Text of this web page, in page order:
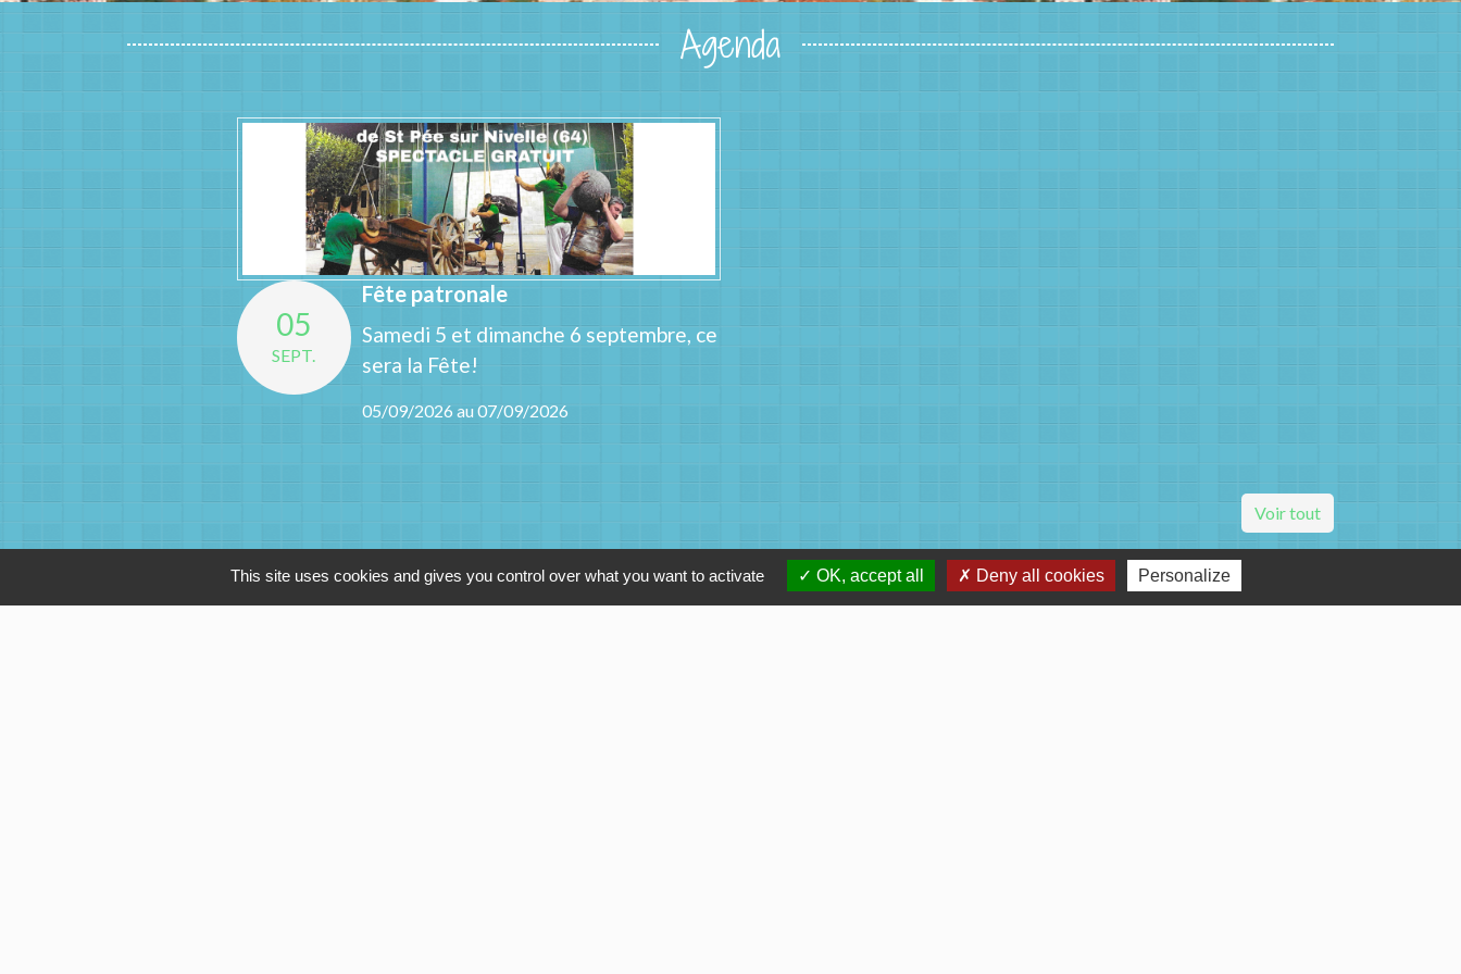
Agenda
05
SEPT.
Fête patronale
Samedi 5 et dimanche 6 septembre, ce
sera la Fête!
05/09/2026 au 07/09/2026
Voir tout
Contacts
This site uses cookies and gives you control over what you want to activate OK, accept all Deny all cookies Personalize